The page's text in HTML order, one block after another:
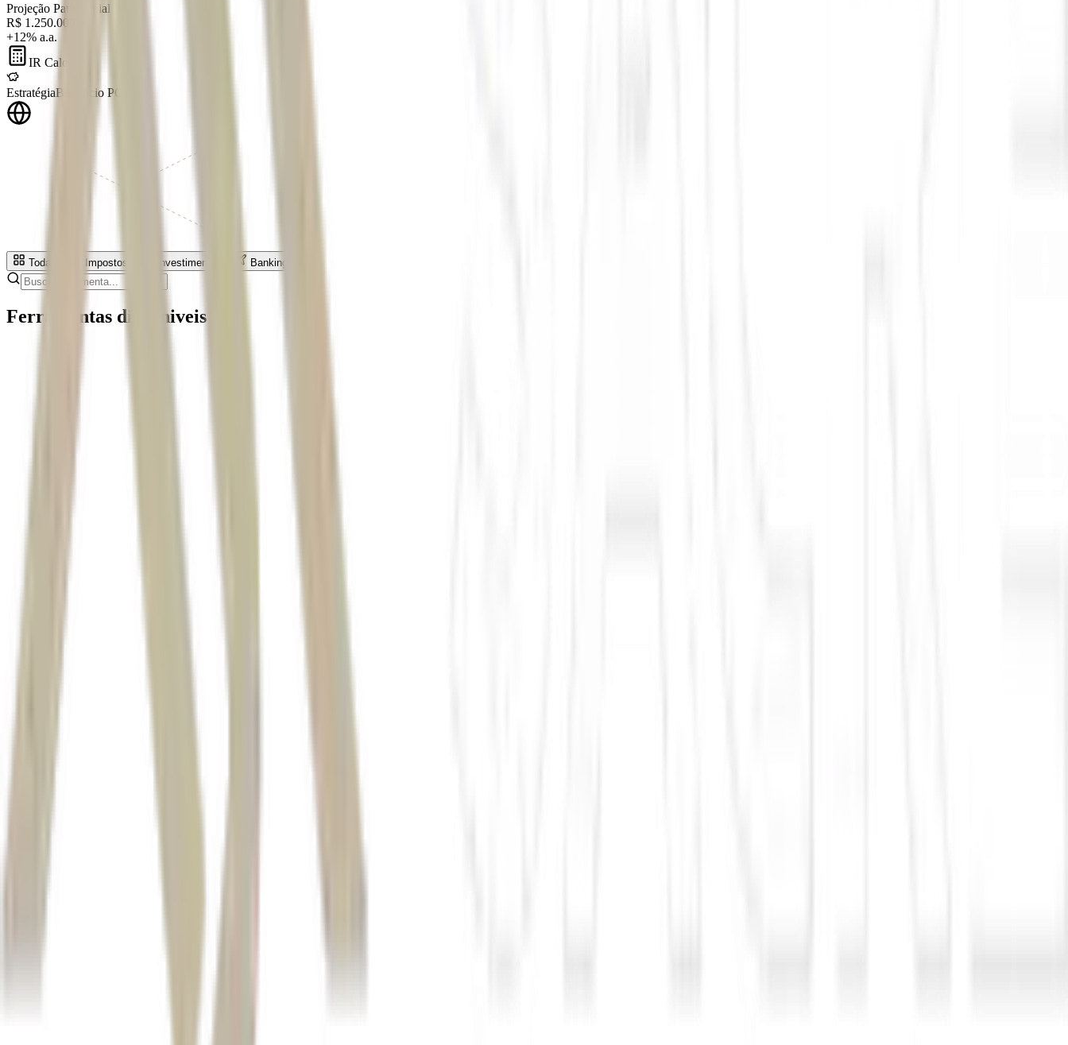
Projeção Patrimonial
R$ 1.250.000
+12% a.a.
IR Calc
EstratégiaBenefício PGBL
Todas Impostos Investimentos Banking
Ferramentas disponiveis